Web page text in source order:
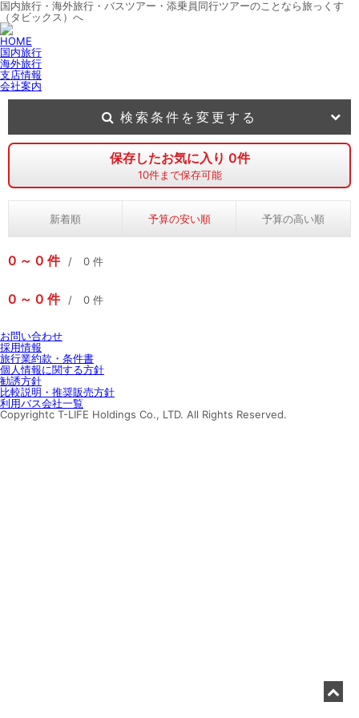
国内旅行・海外旅行・バスツアー・添乗員同行ツアーのことなら旅っくす
（タビックス）へ
HOME
国内旅行
海外旅行
支店情報
会社案内
保存したお気に入り 0件
10件まで保存可能
新着順 予算の安い順 予算の高い順
0 0 件 0 件
0 0 件 0 件
検索条件を変更する
お問い合わせ
採用情報
旅行業約款・条件書
個人情報に関する方針
勧誘方針
比較説明・推奨販売方針
利用バス会社一覧
Copyrightc T-LIFE Holdings Co., LTD. All Rights Reserved.